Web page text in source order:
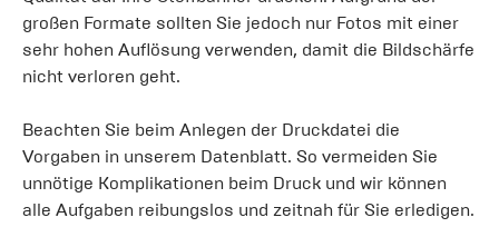
großen Formate sollten Sie jedoch nur Fotos mit einer
sehr hohen Auflösung verwenden, damit die Bildschärfe
nicht verloren geht.
Beachten Sie beim Anlegen der Druckdatei die
Vorgaben in unserem Datenblatt. So vermeiden Sie
unnötige Komplikationen beim Druck und wir können
alle Aufgaben reibungslos und zeitnah für Sie erledigen.